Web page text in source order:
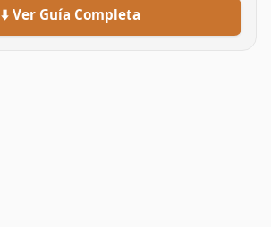
⬇️ Ver Guía Completa